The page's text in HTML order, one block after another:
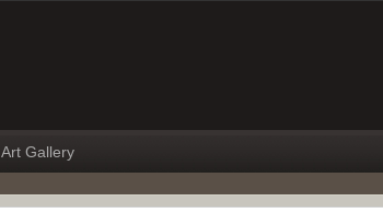
Art Gallery